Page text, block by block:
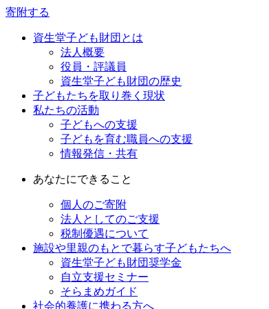
寄附する
資生堂子ども財団とは
法人概要
役員・評議員
資生堂子ども財団の歴史
子どもたちを取り巻く現状
私たちの活動
子どもへの支援
子どもを育む職員への支援
情報発信・共有
あなたにできること
個人のご寄附
法人としてのご支援
税制優遇について
施設や里親のもとで暮らす子どもたちへ
資生堂子ども財団奨学金
自立支援セミナー
そらまめガイド
社会的養護に携わる方へ